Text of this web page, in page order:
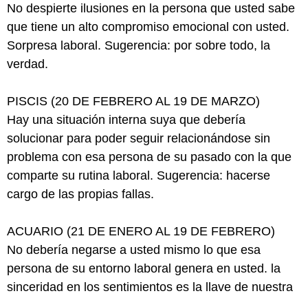
No despierte ilusiones en la persona que usted sabe
que tiene un alto compromiso emocional con usted.
Sorpresa laboral. Sugerencia: por sobre todo, la
verdad.
PISCIS (20 DE FEBRERO AL 19 DE MARZO)
Hay una situación interna suya que debería
solucionar para poder seguir relacionándose sin
problema con esa persona de su pasado con la que
comparte su rutina laboral. Sugerencia: hacerse
cargo de las propias fallas.
ACUARIO (21 DE ENERO AL 19 DE FEBRERO)
No debería negarse a usted mismo lo que esa
persona de su entorno laboral genera en usted. la
sinceridad en los sentimientos es la llave de nuestra